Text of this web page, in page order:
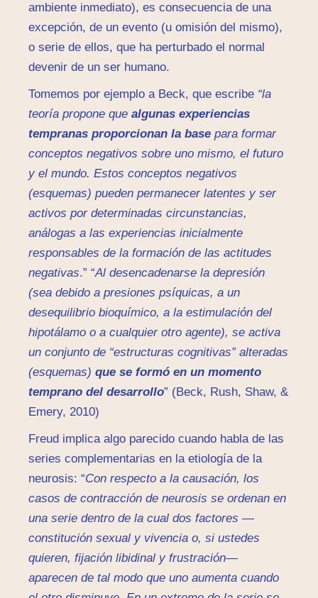
ambiente inmediato), es consecuencia de una
excepción, de un evento (u omisión del mismo),
o serie de ellos, que ha perturbado el normal
devenir de un ser humano.
Tomemos por ejemplo a Beck, que escribe “la
teoría propone que algunas experiencias
tempranas proporcionan la base para formar
conceptos negativos sobre uno mismo, el futuro
y el mundo. Estos conceptos negativos
(esquemas) pueden permanecer latentes y ser
activos por determinadas circunstancias,
análogas a las experiencias inicialmente
responsables de la formación de las actitudes
negativas.” “Al desencadenarse la depresión
(sea debido a presiones psíquicas, a un
desequilibrio bioquímico, a la estimulación del
hipotálamo o a cualquier otro agente), se activa
un conjunto de “estructuras cognitivas” alteradas
(esquemas) que se formó en un momento
temprano del desarrollo” (Beck, Rush, Shaw, &
Emery, 2010)
Freud implica algo parecido cuando habla de las
series complementarias en la etiología de la
neurosis: “Con respecto a la causación, los
casos de contracción de neurosis se ordenan en
una serie dentro de la cual dos factores —
constitución sexual y vivencia o, si ustedes
quieren, fijación libidinal y frustración—
aparecen de tal modo que uno aumenta cuando